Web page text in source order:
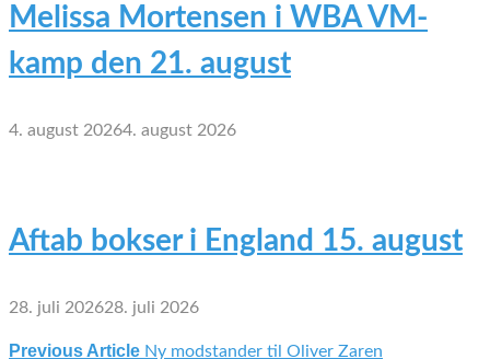
Melissa Mortensen i WBA VM-
kamp den 21. august
4. august 20264. august 2026
Aftab bokser i England 15. august
28. juli 202628. juli 2026
Previous Article Ny modstander til Oliver Zaren